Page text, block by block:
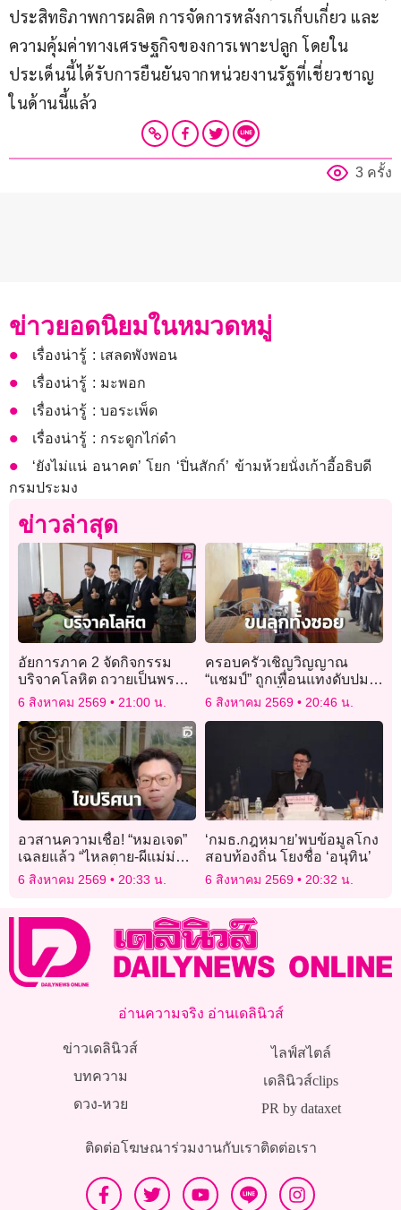
ประสิทธิภาพการผลิต การจัดการหลังการเก็บเกี่ยว และ
ความคุ้มค่าทางเศรษฐกิจของการเพาะปลูก โดยใน
ประเด็นนี้ได้รับการยืนยันจากหน่วยงานรัฐที่เชี่ยวชาญ
ในด้านนี้แล้ว
3 ครั้ง
ข่าวยอดนิยมในหมวดหมู่
เรื่องน่ารู้ : เสลดพังพอน
เรื่องน่ารู้ : มะพอก
เรื่องน่ารู้ : บอระเพ็ด
เรื่องน่ารู้ : กระดูกไก่ดำ
‘ยังไม่แน่ อนาคต’ โยก ‘ปิ่นสักก์’ ข้ามห้วยนั่งเก้าอี้อธิบดี
กรมประมง
ข่าวล่าสุด
อัยการภาค 2 จัดกิจกรรม
บริจาคโลหิต ถวายเป็นพระ
ราชกุศลฯ พร้อมเปิดให้
งานของพระองค์ภา
6 สิงหาคม 2569 21:00 น.
ครอบครัวเชิญวิญญาณ
“แชมป์” ถูกเพื่อนแทงดับปม
รักสามเส้า จี้ ตร. เร่งล่าตัว
6 สิงหาคม 2569 20:46 น.
อวสานความเชื่อ! “หมอเจด”
เฉลยแล้ว “ไหลตาย-ผีแม่ม่าย”
กินข้าวเหนียวเกี่ยวจริงไหม?
6 สิงหาคม 2569 20:33 น.
‘กมธ.กฎหมาย’พบข้อมูลโกง
สอบท้องถิ่น โยงชื่อ ‘อนุทิน’
6 สิงหาคม 2569 20:32 น.
อ่านความจริง อ่านเดลินิวส์
ข่าวเดลินิวส์
บทความ
ดวง-หวย
ไลฟ์สไตล์
เดลินิวส์clips
PR by dataxet
ติดต่อโฆษณาร่วมงานกับเราติดต่อเรา